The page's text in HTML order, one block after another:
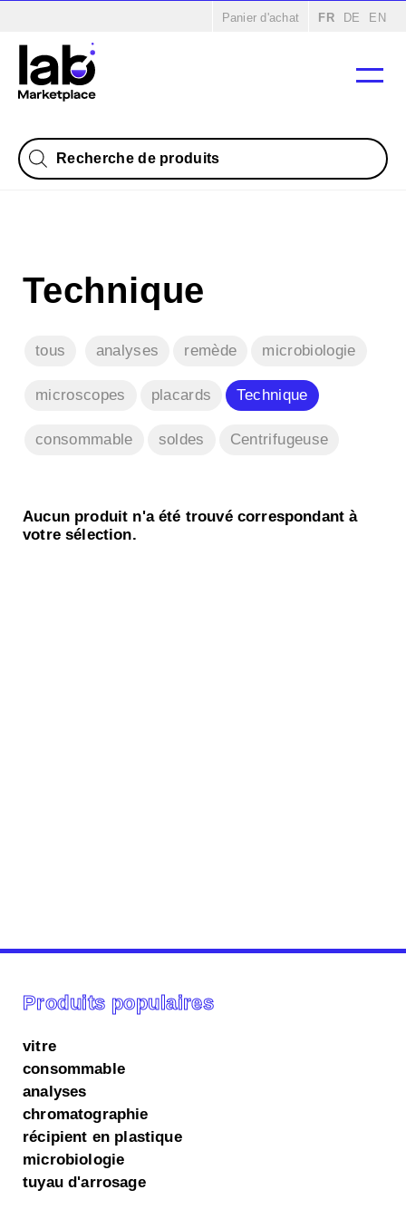
Panier d'achat FR DE EN
Recherche
de
produits
Technique
tous analyses remède microbiologie
microscopes placards Technique
consommable soldes Centrifugeuse
Aucun produit n'a été trouvé correspondant à
votre sélection.
Produits populaires
vitre
consommable
analyses
chromatographie
récipient en plastique
microbiologie
tuyau d'arrosage